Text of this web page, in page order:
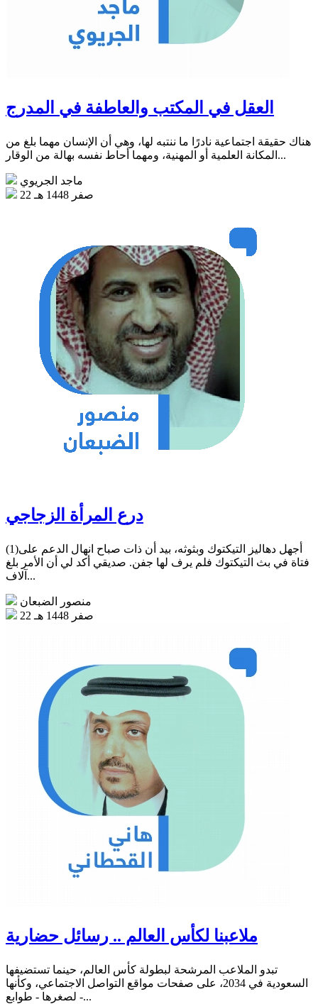
العقل في المكتب والعاطفة في المدرج
هناك حقيقة اجتماعية نادرًا ما ننتبه لها، وهي أن الإنسان مهما بلغ من
المكانة العلمية أو المهنية، ومهما أحاط نفسه بهالة من الوقار...
ماجد الجريوي
22 صفر 1448 هـ
درع المرأة الزجاجي
(1)أجهل دهاليز التيكتوك وبثوثه، بيد أن ذات صباح انهال الدعم على
فتاة في بث التيكتوك فلم يرف لها جفن. صديقي أكد لي أن الأمر بلغ
آلاف...
منصور الضبعان
22 صفر 1448 هـ
ملاعبنا لكأس العالم .. رسائل حضارية
تبدو الملاعب المرشحة لبطولة كأس العالم، حينما تستضيفها
السعودية في 2034، على صفحات مواقع التواصل الاجتماعي، وكأنها
- لصغرها - طوابع...